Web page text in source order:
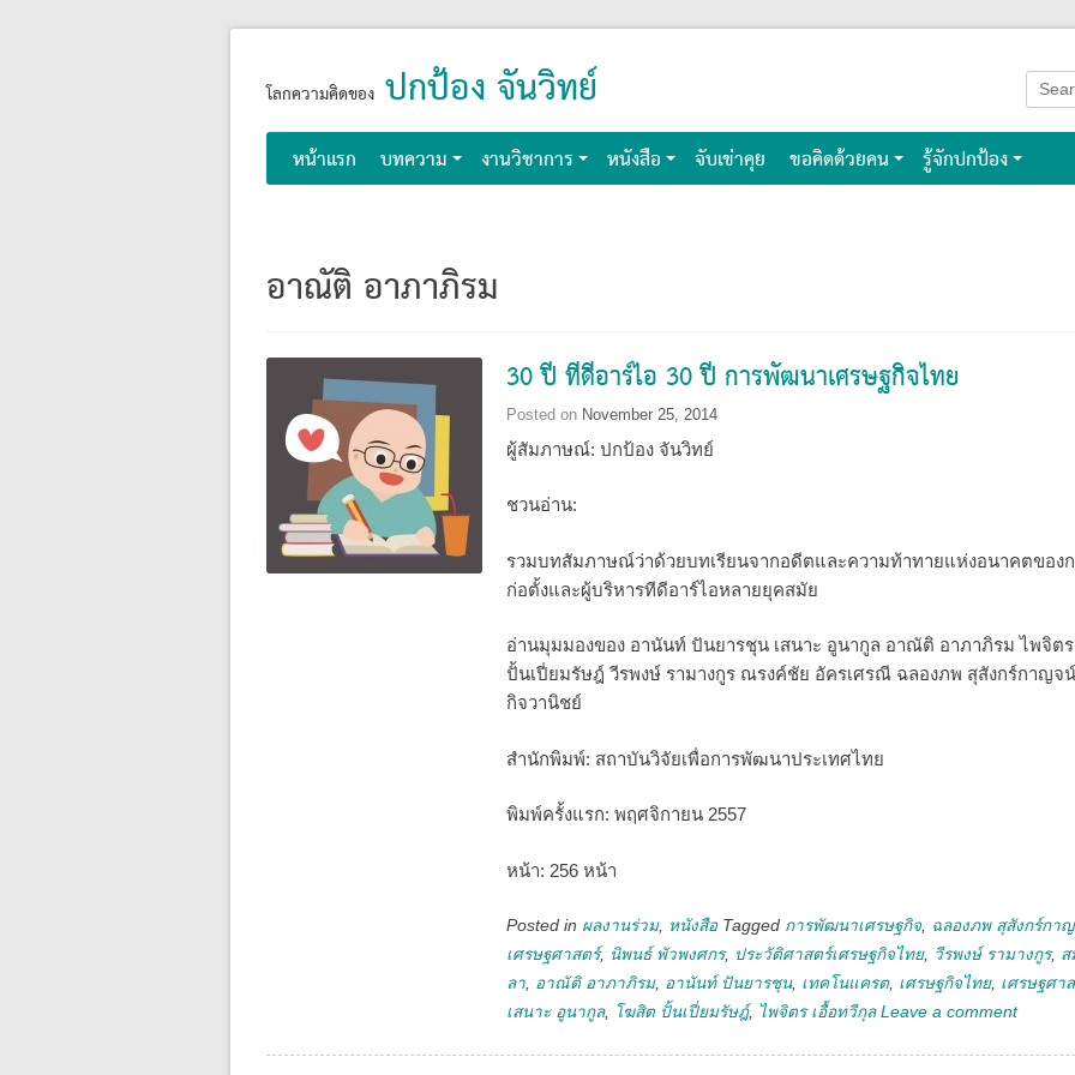
contentโลกความคิดของ ปกป้อง จันวิทย์
for:
หน้าแรก บทความ งานวิชาการ หนังสือ จับเข่าคุย ขอคิดด้วยคน รู้จักปกป้อง
อาณัติ อาภาภิรม
30 ปี ทีดีอาร์ไอ 30 ปี การพัฒนาเศรษฐกิจไทย
Posted on November 25, 2014
ผู้สัมภาษณ์: ปกป้อง จันวิทย์
ชวนอ่าน:
รวมบทสัมภาษณ์ว่าด้วยบทเรียนจากอดีตและความท้าทายแห่งอนาคตของ
ก่อตั้งและผู้บริหารทีดีอาร์ไอหลายยุคสมัย
อ่านมุมมองของ อานันท์ ปันยารชุน เสนาะ อูนากูล อาณัติ อาภาภิรม ไพจิต
ปั้นเปี่ยมรัษฎ์ วีรพงษ์ รามางกูร ณรงค์ชัย อัครเศรณี ฉลองภพ สุสังกร์กาญจ
กิจวานิชย์
สำนักพิมพ์: สถาบันวิจัยเพื่อการพัฒนาประเทศไทย
พิมพ์ครั้งแรก: พฤศจิกายน 2557
หน้า: 256 หน้า
Posted in ผลงานร่วม, หนังสือ Tagged การพัฒนาเศรษฐกิจ, ฉลองภพ สุสังกร์กา
เศรษฐศาสตร์, นิพนธ์ พัวพงศกร, ประวัติศาสตร์เศรษฐกิจไทย, วีรพงษ์ รามางกูร, ส
ลา, อาณัติ อาภาภิรม, อานันท์ ปันยารชุน, เทคโนแครต, เศรษฐกิจไทย, เศรษฐศา
เสนาะ อูนากูล, โฆสิต ปั้นเปี่ยมรัษฎ์, ไพจิตร เอื้อทวีกุล Leave a comment